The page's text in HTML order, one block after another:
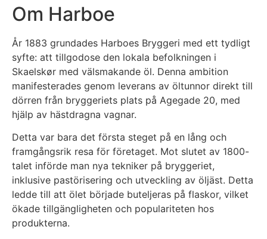
Om Harboe
År 1883 grundades Harboes Bryggeri med ett tydligt
syfte: att tillgodose den lokala befolkningen i
Skaelskør med välsmakande öl. Denna ambition
manifesterades genom leverans av öltunnor direkt till
dörren från bryggeriets plats på Agegade 20, med
hjälp av hästdragna vagnar.
Detta var bara det första steget på en lång och
framgångsrik resa för företaget. Mot slutet av 1800-
talet införde man nya tekniker på bryggeriet,
inklusive pastörisering och utveckling av öljäst. Detta
ledde till att ölet började buteljeras på flaskor, vilket
ökade tillgängligheten och populariteten hos
produkterna.